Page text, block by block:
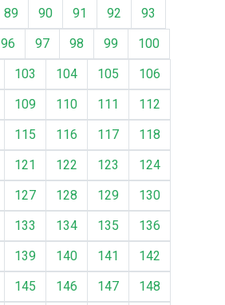
89 90 91 92
93
96 97 98 99
100
103 104 105
106
109 110 111
112
115 116 117
118
121 122 123
124
127 128 129
130
133 134 135
136
139 140 141
142
145 146 147
148